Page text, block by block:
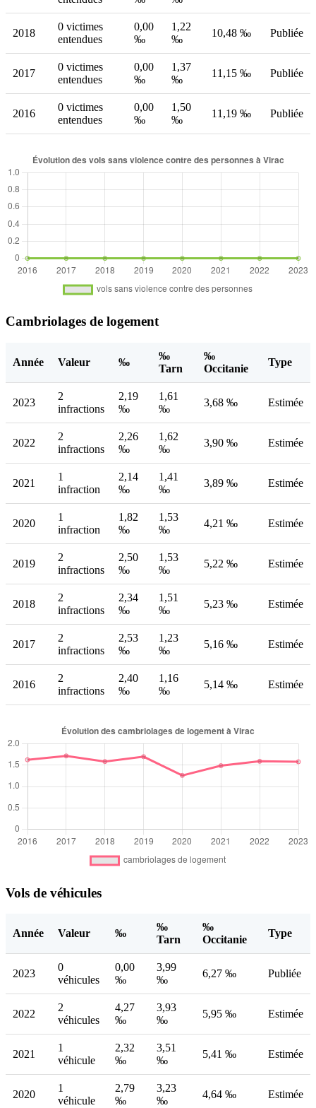
2018
0 victimes
entendues
0,00
‰
1,22
‰
10,48 ‰ Publiée
2017
0 victimes
entendues
0,00
‰
1,37
‰
11,15 ‰ Publiée
2016
0 victimes
entendues
0,00
‰
1,50
‰
11,19 ‰ Publiée
Cambriolages de logement
Année Valeur ‰
‰
Tarn
‰
Occitanie
Type
2023
2
infractions
2,19
‰
1,61
‰
3,68 ‰ Estimée
2022
2
infractions
2,26
‰
1,62
‰
3,90 ‰ Estimée
2021
1
infraction
2,14
‰
1,41
‰
3,89 ‰ Estimée
2020
1
infraction
1,82
‰
1,53
‰
4,21 ‰ Estimée
2019
2
infractions
2,50
‰
1,53
‰
5,22 ‰ Estimée
2018
2
infractions
2,34
‰
1,51
‰
5,23 ‰ Estimée
2017
2
infractions
2,53
‰
1,23
‰
5,16 ‰ Estimée
2016
2
infractions
2,40
‰
1,16
‰
5,14 ‰ Estimée
Vols de véhicules
Année Valeur ‰
‰
Tarn
‰
Occitanie
Type
2023
0
véhicules
0,00
‰
3,99
‰
6,27 ‰ Publiée
2022
2
véhicules
4,27
‰
3,93
‰
5,95 ‰ Estimée
2021
1
véhicule
2,32
‰
3,51
‰
5,41 ‰ Estimée
2020
1
véhicule
2,79
‰
3,23
‰
4,64 ‰ Estimée